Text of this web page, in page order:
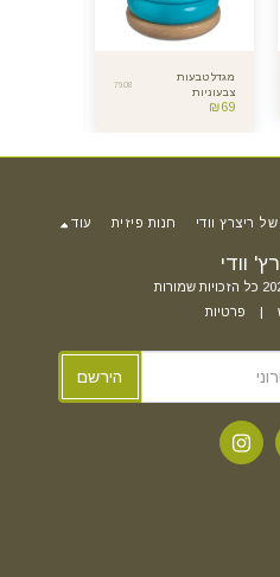
מגדל טבעות
צבעוניות
7608
₪69
וודי
פרטיות
ריצרץ וודי חנות פיזית עוד
הירשם